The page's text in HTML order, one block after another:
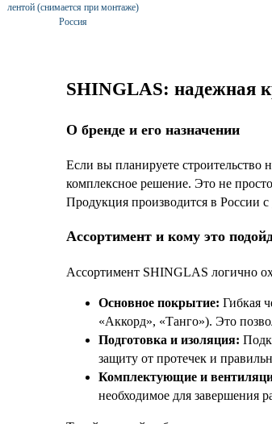
лентой (снимается при монтаже)
Россия
SHINGLAS: надежная
О бренде и его назначении
Если вы планируете
комплексное решение. Это не
Продукция производится в России с
Ассортимент и кому это
Ассортимент SHINGLAS логично
Основное покрытие: Гибкая
«Аккорд», «Танго»). Это
Подготовка и изоляция:
защиту от протечек и
Комплектующие и
необходимое для завершения